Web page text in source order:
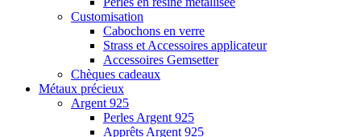
Customisation
Cabochons en verre
Strass et Accessoires applicateur
Accessoires Gemsetter
Chèques cadeaux
Métaux précieux
Argent 925
Perles Argent 925
Apprêts Argent 925